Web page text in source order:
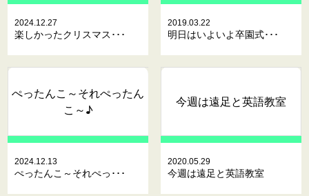
2024.12.27
楽しかったクリスマス･･･
2019.03.22
明日はいよいよ卒園式･･･
ぺったんこ～それぺったん
こ～♪
2024.12.13
ぺったんこ～それぺっ･･･
今週は遠足と英語教室
2020.05.29
今週は遠足と英語教室